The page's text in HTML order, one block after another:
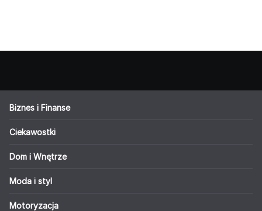
Biznes i Finanse
Ciekawostki
Dom i Wnętrze
Moda i styl
Motoryzacja